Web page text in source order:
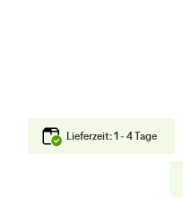
Lieferzeit: 1 - 4 Tage